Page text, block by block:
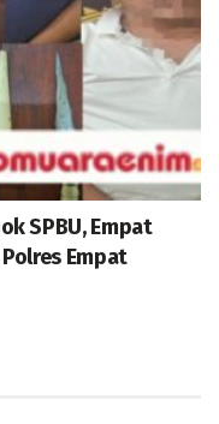
SPBU, Empat
Empat